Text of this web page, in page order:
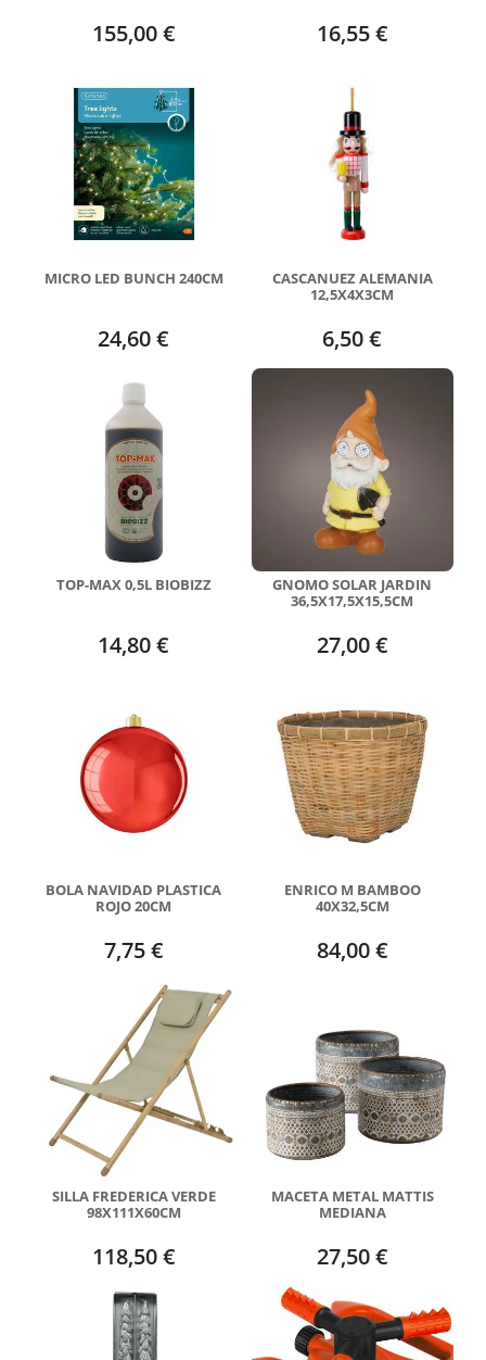
155,00 € 16,55 €
MICRO LED BUNCH 240CM
24,60 €
CASCANUEZ ALEMANIA
12,5X4X3CM
6,50 €
TOP-MAX 0,5L BIOBIZZ
14,80 €
GNOMO SOLAR JARDIN
36,5X17,5X15,5CM
27,00 €
BOLA NAVIDAD PLASTICA
ROJO 20CM
7,75 €
ENRICO M BAMBOO
40X32,5CM
84,00 €
SILLA FREDERICA VERDE
98X111X60CM
118,50 €
MACETA METAL MATTIS
MEDIANA
27,50 €